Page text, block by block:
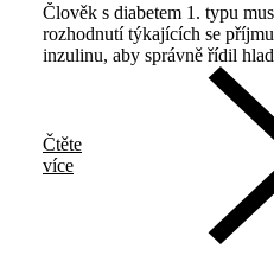
Člověk s diabetem 1. typu
rozhodnutí týkajících se
inzulinu, aby správně řídil
zátěž – to vše má vliv na
hyperglykémii nebo
Čtěte
více